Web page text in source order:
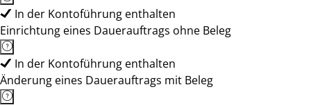
In der Kontoführung enthalten
Einrichtung eines Dauerauftrags ohne Beleg
In der Kontoführung enthalten
Änderung eines Dauerauftrags mit Beleg